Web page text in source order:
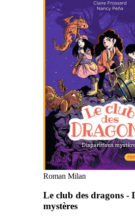
Roman Milan
Le club des dragons -
mystères